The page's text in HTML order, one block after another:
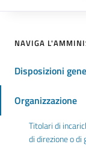
NAVIGA
Disposizioni
Organizzazione
Titolari di
di direzione o di